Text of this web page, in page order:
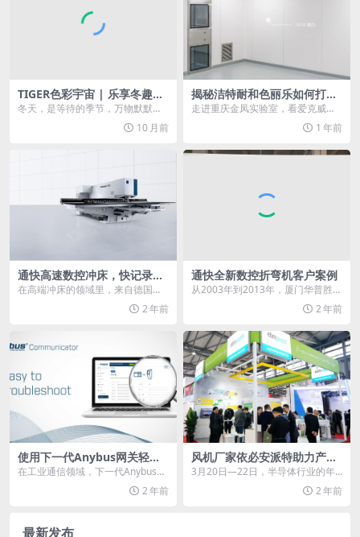
TIGER色彩宇宙 | 乐享冬趣，
重拾内心秩序
冬天，是等待的季节，万物默默酝
酿，呈现出果敢而凌冽的生命力，
10 月前
揭秘洁特耐和色丽乐如何打造
美学与功能并重的科研空间
走进重庆金凤实验室，看爱克威盛
亚产品焕新墙面，赋能高效、健康
1 年前
通快高速数控冲床，快记录保
持者
在高端冲床的领域里，来自德国通
快的冲床TruPunch 5000高速数控
2 年前
通快全新数控折弯机客户案例
从2003年到2013年，厦门华普胜狂
飙突进，客户达到了上百家。2022
2 年前
使用下一代Anybus网关轻松
排除故障
在工业通信领域，下一代Anybus网
关不仅因其功能、稳健性和易用性
2 年前
风机厂家依必安派特助力产业
“芯”未来
3月20日—22日，半导体行业的年
度盛会—SEMICON China 2024
2 年前
最新发布